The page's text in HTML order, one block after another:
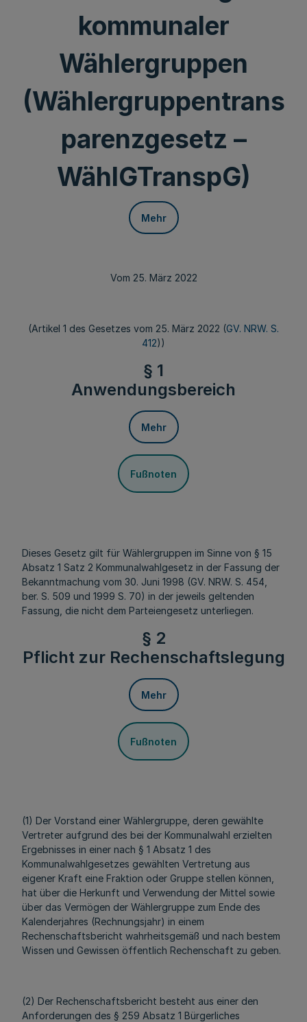
kommunaler
Wählergruppen
(Wählergruppentrans
parenzgesetz –
WählGTranspG)
Mehr
Vom 25. März 2022
(Artikel 1 des Gesetzes vom 25. März 2022 (GV. NRW. S.
412))
§ 1
Anwendungsbereich
Mehr
Fußnoten
Dieses Gesetz gilt für Wählergruppen im Sinne von § 15
Absatz 1 Satz 2 Kommunalwahlgesetz in der Fassung der
Bekanntmachung vom 30. Juni 1998 (GV. NRW. S. 454,
ber. S. 509 und 1999 S. 70) in der jeweils geltenden
Fassung, die nicht dem Parteiengesetz unterliegen.
§ 2
Pflicht zur Rechenschaftslegung
Mehr
Fußnoten
(1) Der Vorstand einer Wählergruppe, deren gewählte
Vertreter aufgrund des bei der Kommunalwahl erzielten
Ergebnisses in einer nach § 1 Absatz 1 des
Kommunalwahlgesetzes gewählten Vertretung aus
eigener Kraft eine Fraktion oder Gruppe stellen können,
hat über die Herkunft und Verwendung der Mittel sowie
über das Vermögen der Wählergruppe zum Ende des
Kalenderjahres (Rechnungsjahr) in einem
Rechenschaftsbericht wahrheitsgemäß und nach bestem
Wissen und Gewissen öffentlich Rechenschaft zu geben.
(2) Der Rechenschaftsbericht besteht aus einer den
Anforderungen des § 259 Absatz 1 Bürgerliches